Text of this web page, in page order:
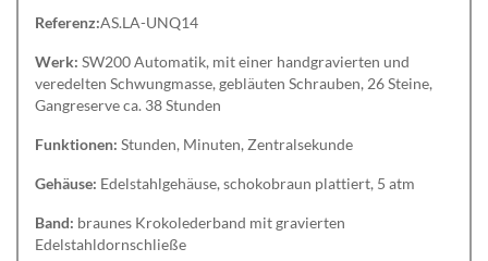
Referenz:AS.LA-UNQ14
Werk: SW200 Automatik, mit einer handgravierten und
veredelten Schwungmasse, gebläuten Schrauben, 26 Steine,
Gangreserve ca. 38 Stunden
Funktionen: Stunden, Minuten, Zentralsekunde
Gehäuse: Edelstahlgehäuse, schokobraun plattiert, 5 atm
Band: braunes Krokolederband mit gravierten
Edelstahldornschließe